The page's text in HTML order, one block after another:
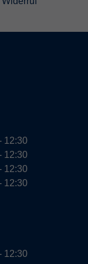
12:30
12:30
12:30
12:30
12:30